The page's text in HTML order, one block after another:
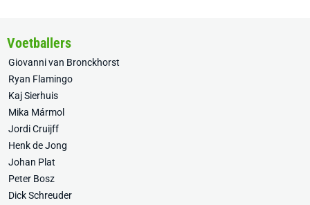
Voetballers
Giovanni van Bronckhorst
Ryan Flamingo
Kaj Sierhuis
Mika Mármol
Jordi Cruijff
Henk de Jong
Johan Plat
Peter Bosz
Dick Schreuder